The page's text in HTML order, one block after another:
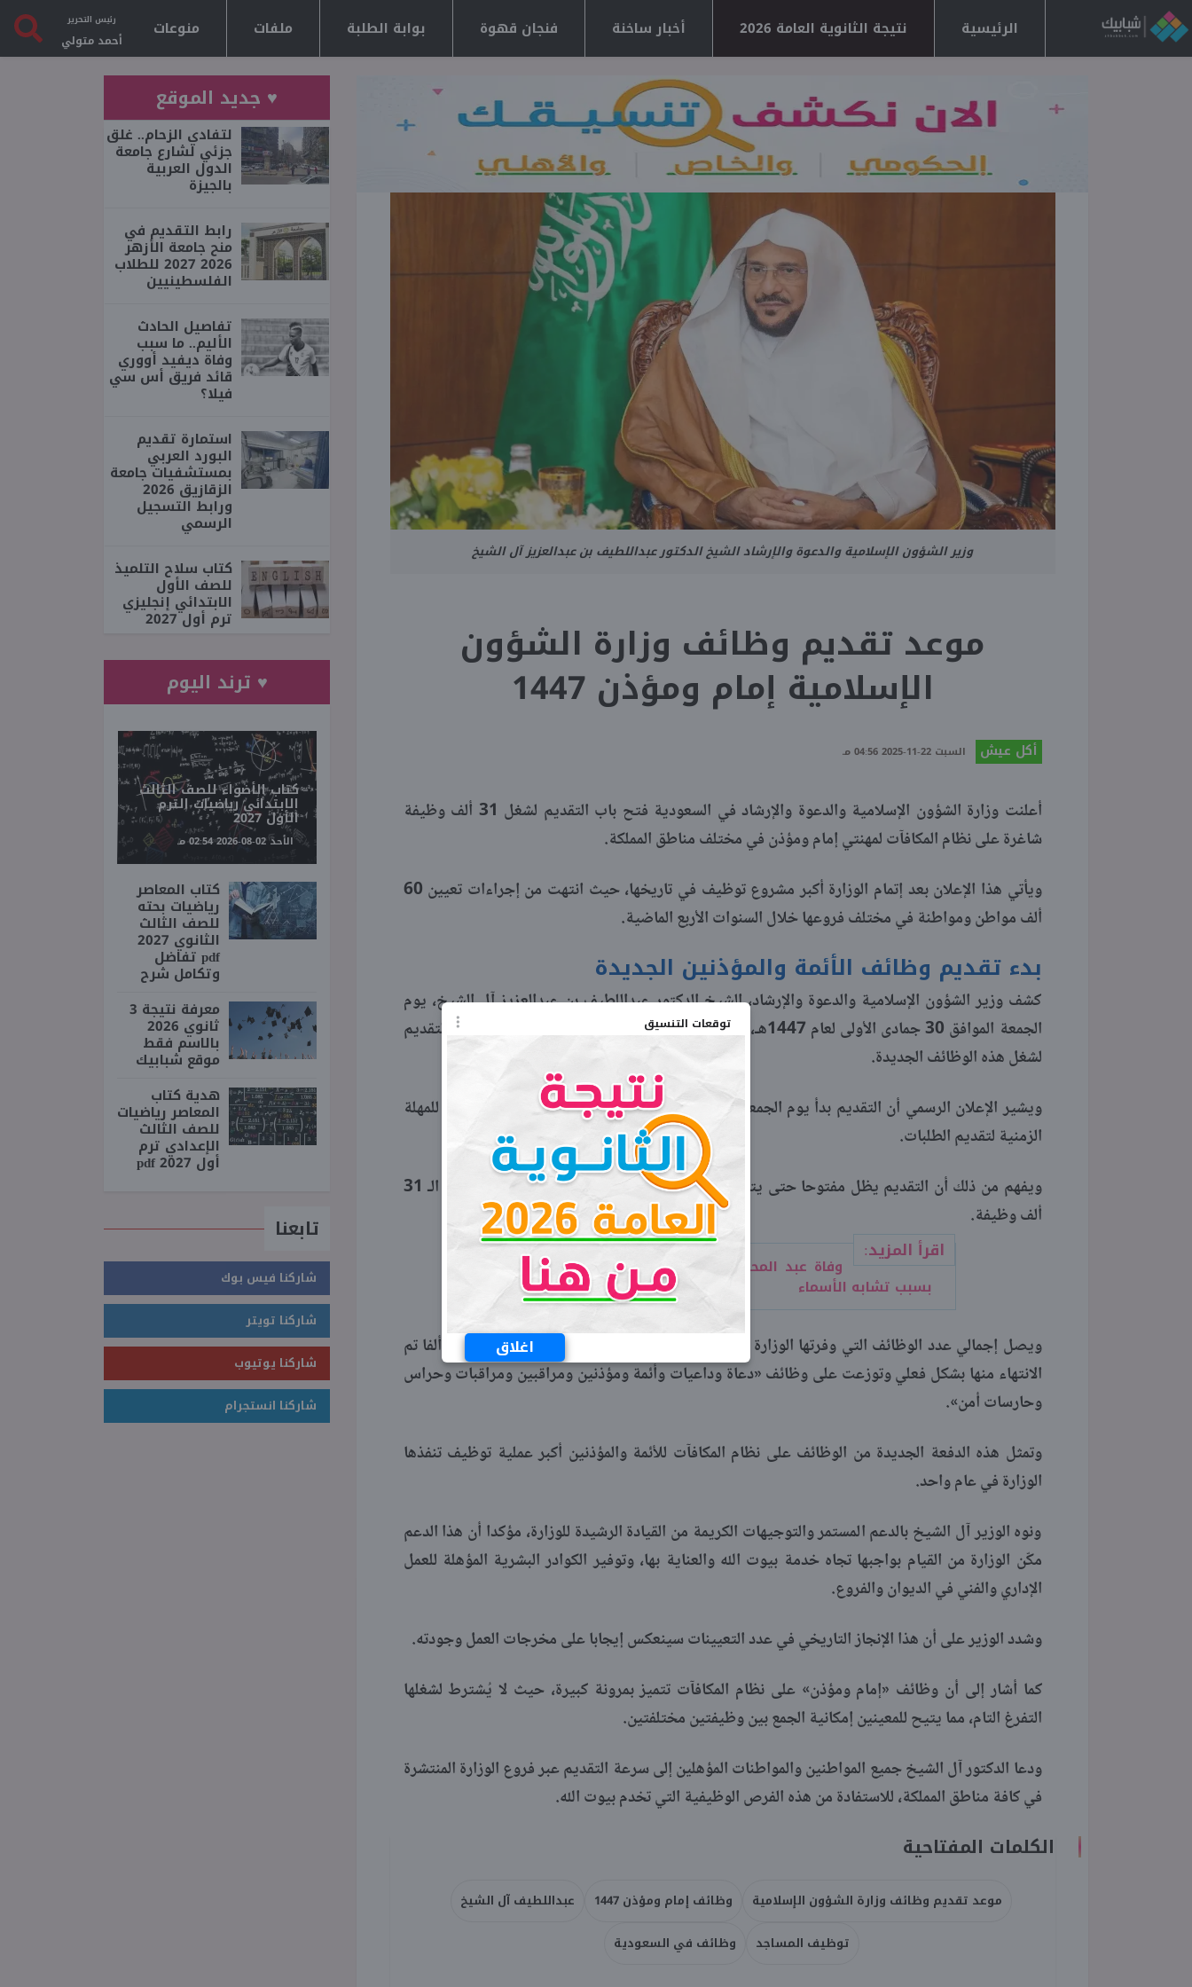
توقعات التنسيق
اغلاق
الرئيسية نتيجة الثانوية العامة 2026 أخبار ساخنة فنجان قهوة بوابة الطلبة ملفات منوعات رئيس التحرير
أحمد متولي
وزير الشؤون الإسلامية والدعوة والإرشاد الشيخ الدكتور عبداللطيف بن عبدالعزيز آل الشيخ
موعد تقديم وظائف وزارة الشؤون
الإسلامية إمام ومؤذن 1447
أكل عيش السبت 22-11-2025 04:56 مـ
أعلنت وزارة الشؤون الإسلامية والدعوة والإرشاد في السعودية فتح باب التقديم لشغل 31 ألف وظيفة
شاغرة على نظام المكافآت لمهنتي إمام ومؤذن في مختلف مناطق المملكة.
ويأتي هذا الإعلان بعد إتمام الوزارة أكبر مشروع توظيف في تاريخها، حيث انتهت من إجراءات تعيين 60
ألف مواطن ومواطنة في مختلف فروعها خلال السنوات الأربع الماضية.
بدء تقديم وظائف الأئمة والمؤذنين الجديدة
كشف وزير الشؤون الإسلامية والدعوة والإرشاد، الشيخ الدكتور عبداللطيف بن عبدالعزيز آل الشيخ، يوم
الجمعة الموافق 30 جمادى الأولى لعام 1447هـ، الموافق 21 نوفمبر 2025م، بدء استقبال طلبات التقديم
لشغل هذه الوظائف الجديدة.
ويشير الإعلان الرسمي أن التقديم بدأ يوم الجمعة تزامنا مع صدور القرار، لكنه لم يحدد حدا أقصى للمهلة
الزمنية لتقديم الطلبات.
ويفهم من ذلك أن التقديم يظل مفتوحا حتى يتم الوصول إلى العدد المطلوب من المتقدمين لشغل الـ 31
ألف وظيفة.
اقرأ المزيد:
وفاة عبد المحسن بن محمد العبيكان تثير لغطا
بسبب تشابه الأسماء
ويصل إجمالي عدد الوظائف التي وفرتها الوزارة خلال الفترة الأخيرة إلى 91 ألف وظيفة، منها 60 ألفا تم
الانتهاء منها بشكل فعلي وتوزعت على وظائف «دعاة وداعيات وأئمة ومؤذنين ومراقبين ومراقبات وحراس
وحارسات أمن».
وتمثل هذه الدفعة الجديدة من الوظائف على نظام المكافآت للأئمة والمؤذنين أكبر عملية توظيف تنفذها
الوزارة في عام واحد.
ونوه الوزير آل الشيخ بالدعم المستمر والتوجيهات الكريمة من القيادة الرشيدة للوزارة، مؤكدا أن هذا الدعم
مكّن الوزارة من القيام بواجبها تجاه خدمة بيوت الله والعناية بها، وتوفير الكوادر البشرية المؤهلة للعمل
الإداري والفني في الديوان والفروع.
وشدد الوزير على أن هذا الإنجاز التاريخي في عدد التعيينات سينعكس إيجابا على مخرجات العمل وجودته.
كما أشار إلى أن وظائف «إمام ومؤذن» على نظام المكافآت تتميز بمرونة كبيرة، حيث لا يُشترط لشغلها
التفرغ التام، مما يتيح للمعينين إمكانية الجمع بين وظيفتين مختلفتين.
ودعا الدكتور آل الشيخ جميع المواطنين والمواطنات المؤهلين إلى سرعة التقديم عبر فروع الوزارة المنتشرة
في كافة مناطق المملكة، للاستفادة من هذه الفرص الوظيفية التي تخدم بيوت الله.​​​​​​​
الكلمات المفتاحية
موعد تقديم وظائف وزارة الشؤون الإسلامية وظائف إمام ومؤذن 1447
عبداللطيف آل الشيخ
توظيف المساجد
وظائف في السعودية
♥ جديد الموقع
لتفادي الزحام.. غلق
جزئي لشارع جامعة
الدول العربية
بالجيزة
رابط التقديم في
منح جامعة الأزهر
2026 2027 للطلاب
الفلسطينيين
تفاصيل الحادث
الأليم.. ما سبب
وفاة ديفيد أووري
قائد فريق أس سي
فيلا؟
استمارة تقديم
البورد العربي
بمستشفيات جامعة
الزقازيق 2026
ورابط التسجيل
الرسمي
كتاب سلاح التلميذ
للصف الأول
الابتدائي إنجليزي
ترم أول 2027
♥ ترند اليوم
كتاب الأضواء للصف الثالث
الابتدائي رياضيات الترم
الأول 2027
الأحد 02-08-2026 02:54 مـ
كتاب المعاصر
رياضيات بحته
للصف الثالث
الثانوي 2027
pdf تفاضل
وتكامل شرح
معرفة نتيجة 3
ثانوي 2026
بالاسم فقط
موقع شبابيك
هدية كتاب
المعاصر رياضيات
للصف الثالث
الإعدادي ترم
أول 2027 pdf
تابعنا
شاركنا فيس بوك
شاركنا تويتر
شاركنا يوتيوب
شاركنا انستجرام